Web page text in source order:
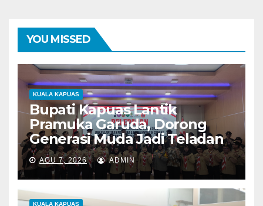
YOU MISSED
KUALA KAPUAS
Bupati Kapuas Lantik
Pramuka Garuda, Dorong
Generasi Muda Jadi Teladan
AGU 7, 2026 ADMIN
KUALA KAPUAS